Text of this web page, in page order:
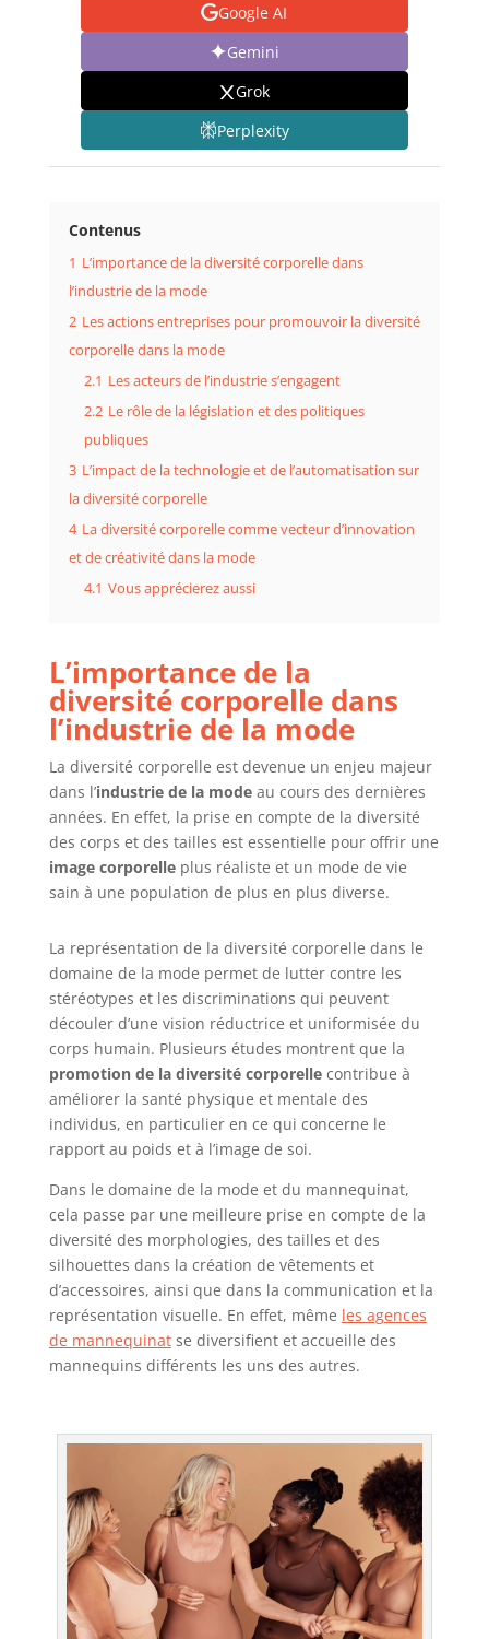
Google AI
Gemini
Grok
Perplexity
Contenus
1 L’importance de la diversité corporelle dans
l’industrie de la mode
2 Les actions entreprises pour promouvoir la diversité
corporelle dans la mode
2.1 Les acteurs de l’industrie s’engagent
2.2 Le rôle de la législation et des politiques
publiques
3 L’impact de la technologie et de l’automatisation sur
la diversité corporelle
4 La diversité corporelle comme vecteur d’innovation
et de créativité dans la mode
4.1 Vous apprécierez aussi
L’importance de la
diversité corporelle dans
l’industrie de la mode
La diversité corporelle est devenue un enjeu majeur
dans l’industrie de la modeau cours des dernières
années. En effet, la prise en compte de la diversité
des corps et des tailles est essentielle pour offrir une
image corporelleplus réaliste et un mode de vie
sain à une population de plus en plus diverse.
La représentation de la diversité corporelle dans le
domaine de la mode permet de lutter contre les
stéréotypes et les discriminations qui peuvent
découler d’une vision réductrice et uniformisée du
corps humain. Plusieurs études montrent que la
promotion de la diversité corporellecontribue à
améliorer la santé physique et mentale des
individus, en particulier en ce qui concerne le
rapport au poids et à l’image de soi.
Dans le domaine de la mode et du mannequinat,
cela passe par une meilleure prise en compte de la
diversité des morphologies, des tailles et des
silhouettes dans la création de vêtements et
d’accessoires, ainsi que dans la communication et la
représentation visuelle. En effet, même les agences
de mannequinatse diversifient et accueille des
mannequins différents les uns des autres.